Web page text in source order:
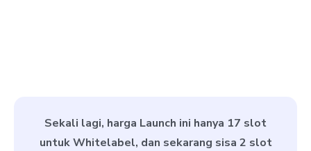
Sekali lagi, harga Launch ini hanya 17 slot
untuk Whitelabel, dan sekarang sisa 2 slot